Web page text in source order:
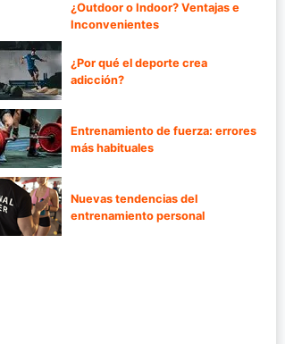
¿Outdoor o Indoor? Ventajas e
Inconvenientes
¿Por qué el deporte crea
adicción?
Entrenamiento de fuerza: errores
más habituales
Nuevas tendencias del
entrenamiento personal